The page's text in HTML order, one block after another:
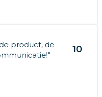
product, de
10